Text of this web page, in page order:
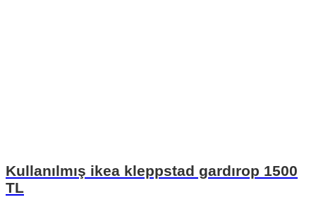
Kullanılmış ikea kleppstad gardırop 1500
TL